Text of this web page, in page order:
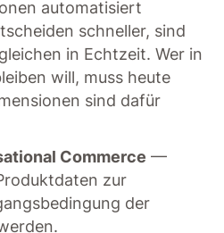
automatisiert
schneller, sind
in Echtzeit. Wer in
will, muss heute
sind dafür
Commerce —
zur
der